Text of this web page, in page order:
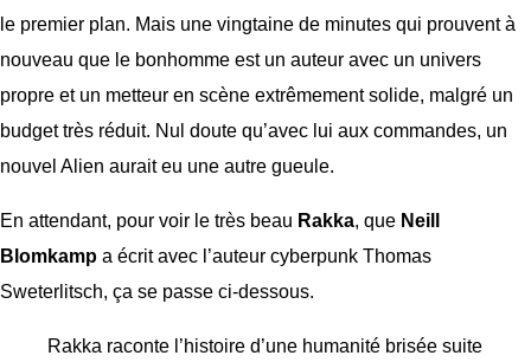
le premier plan. Mais une vingtaine de minutes qui prouvent à
nouveau que le bonhomme est un auteur avec un univers
propre et un metteur en scène extrêmement solide, malgré un
budget très réduit. Nul doute qu’avec lui aux commandes, un
nouvel Alien aurait eu une autre gueule.
En attendant, pour voir le très beau Rakka, que Neill
Blomkamp a écrit avec l’auteur cyberpunk Thomas
Sweterlitsch, ça se passe ci-dessous.
Rakka raconte l’histoire d’une humanité brisée suite